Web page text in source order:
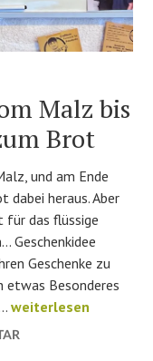
Malz bis
Brot
und am Ende
dabei heraus. Aber
für das flüssige
Geschenkidee
Geschenke zu
etwas Besonderes
…Der Bierbraukurs –
weiterlesen